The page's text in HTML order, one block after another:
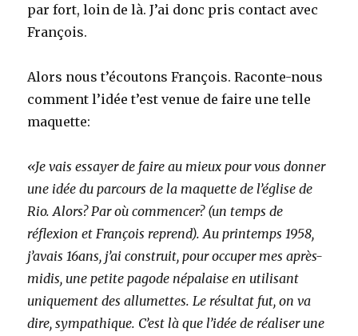
par fort, loin de là. J’ai donc pris contact avec
François.
Alors nous t’écoutons François. Raconte-nous
comment l’idée t’est venue de faire une telle
maquette:
«Je vais essayer de faire au mieux pour vous donner
une idée du parcours de la maquette de l’église de
Rio. Alors? Par où commencer? (un temps de
réflexion et François reprend). Au printemps 1958,
j’avais 16ans, j’ai construit, pour occuper mes après-
midis, une petite pagode népalaise en utilisant
uniquement des allumettes. Le résultat fut, on va
dire, sympathique. C’est là que l’idée de réaliser une